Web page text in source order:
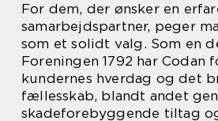
For dem, der ønsker en
samarbejdspartner, peger
som et solidt valg. Som en
Foreningen 1792 har Codan
kundernes hverdag og det
fællesskab, blandt andet
skadeforebyggende tiltag